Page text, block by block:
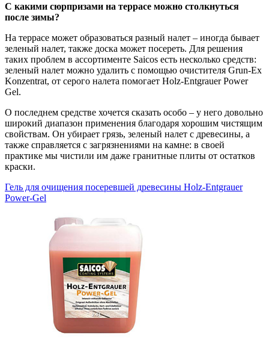
С какими сюрпризами на террасе можно столкнуться
после зимы?
На террасе может образоваться разный налет – иногда бывает
зеленый налет, также доска может посереть. Для решения
таких проблем в ассортименте Saicos есть несколько средств:
зеленый налет можно удалить с помощью очистителя Grun-Ex
Konzentrat, от серого налета помогает Holz-Entgrauer Power
Gel.
О последнем средстве хочется сказать особо – у него довольно
широкий диапазон применения благодаря хорошим чистящим
свойствам. Он убирает грязь, зеленый налет с древесины, а
также справляется с загрязнениями на камне: в своей
практике мы чистили им даже гранитные плиты от остатков
краски.
Гель для очищения посеревшей древесины Holz-Entgrauer
Power-Gel